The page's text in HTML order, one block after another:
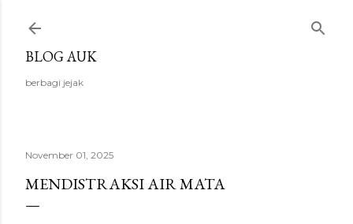
BLOG AUK
berbagi jejak
November 01, 2025
MENDISTRAKSI AIR MATA